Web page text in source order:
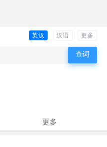
英汉 汉语 更多
更多